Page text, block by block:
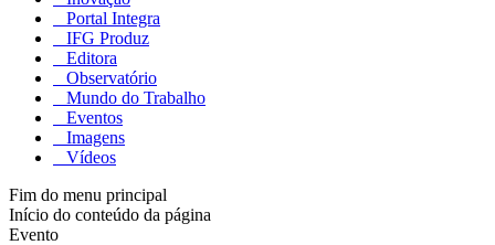
Portal Integra
IFG Produz
Editora
Observatório
Mundo do Trabalho
Eventos
Imagens
Vídeos
Fim do menu principal
Início do conteúdo da página
Evento